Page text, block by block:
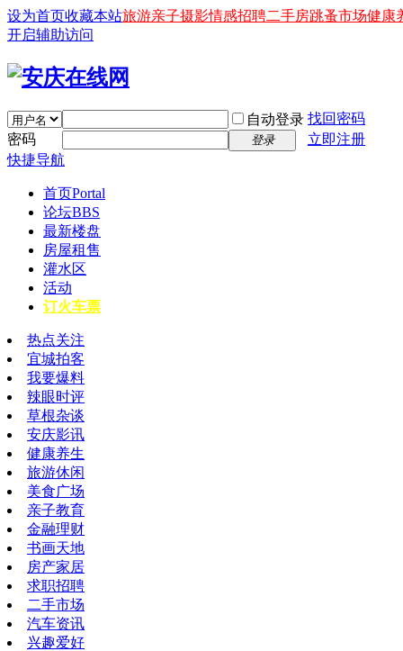
设为首页收藏本站旅游亲子摄影情感招聘二手房跳蚤市场健康
开启辅助访问
自动登录 找回密码
密码
登录
立即注册
快捷导航
首页Portal
论坛BBS
最新楼盘
房屋租售
灌水区
活动
订火车票
热点关注
宜城拍客
我要爆料
辣眼时评
草根杂谈
安庆影讯
健康养生
旅游休闲
美食广场
亲子教育
金融理财
书画天地
房产家居
求职招聘
二手市场
汽车资讯
兴趣爱好